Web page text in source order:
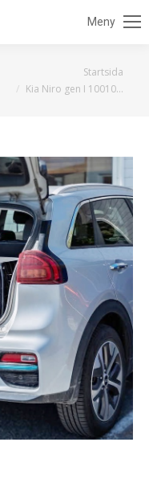
Meny
Startsida
Kia Niro gen I 10010…